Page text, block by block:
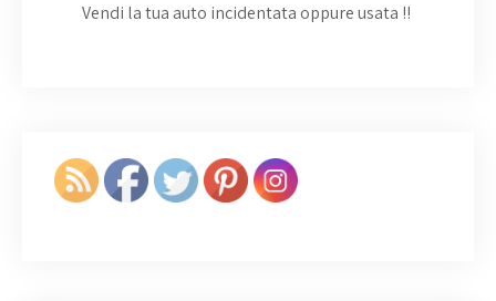
Vendi la tua auto incidentata oppure usata !!